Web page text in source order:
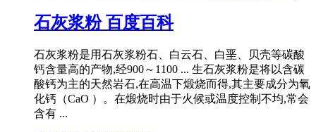
石灰浆粉 百度百科
石灰浆粉是用石灰浆粉石、白云石、白垩、贝壳等碳酸
钙含量高的产物,经900～1100 ... 生石灰浆粉是将以含碳
酸钙为主的天然岩石,在高温下煅烧而得,其主要成分为氧
化钙（CaO ）。在煅烧时由于火候或温度控制不均,常会
含有 ...